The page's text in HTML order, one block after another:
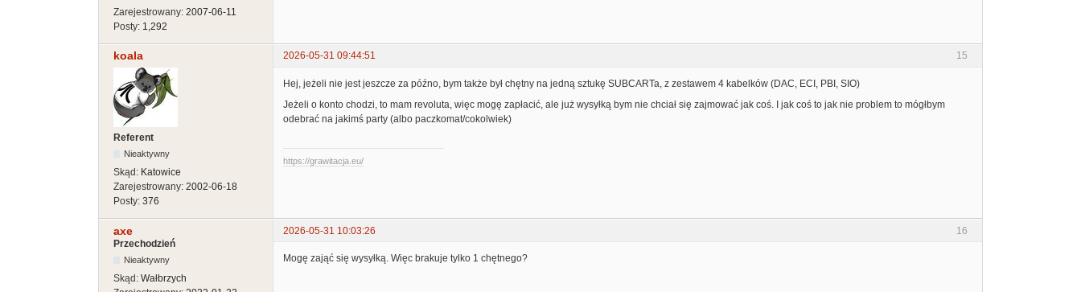
Zarejestrowany: 2007-06-11
Posty: 1,292
15
koala 2026-05-31 09:44:51
Referent
Nieaktywny
Skąd: Katowice
Zarejestrowany: 2002-06-18
Posty: 376
Hej, jeżeli nie jest jeszcze za późno, bym także był chętny na jedną sztukę SUBCARTa, z zestawem 4 kabelków (DAC, ECI, PBI, SIO)
Jeżeli o konto chodzi, to mam revoluta, więc mogę zapłacić, ale już wysyłką bym nie chciał się zajmować jak coś. I jak coś to jak nie problem to mógłbym
odebrać na jakimś party (albo paczkomat/cokolwiek)
https://grawitacja.eu/
16
axe
2026-05-31 10:03:26
Przechodzień
Nieaktywny
Skąd: Wałbrzych
Mogę zająć się wysyłką. Więc brakuje tylko 1 chętnego?